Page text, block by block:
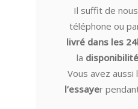
Il suffit de
téléphone ou
livré dans les
la
Vous avez aussi
l’essayer